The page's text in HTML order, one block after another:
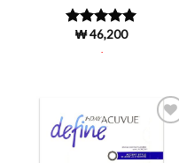
5 중에서
로 평가됨
₩46,200
Wishlist